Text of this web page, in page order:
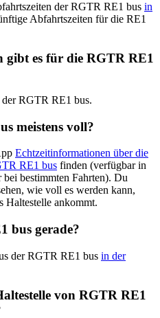
der RGTR RE1 bus in
Abfahrtszeiten für die RE1
gibt es für die RGTR RE1
RGTR RE1 bus.
meistens voll?
Echtzeitinformationen über die
RE1 bus finden (verfügbar in
bei bestimmten Fahrten). Du
wie voll es werden kann,
Haltestelle ankommt.
bus gerade?
der RGTR RE1 bus in der
von RGTR RE1